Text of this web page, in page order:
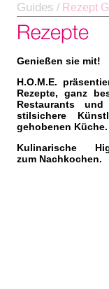
Guides / Rezept
Genießen sie mit!
H.O.M.E.
Rezepte, ganz
Restaurants
stilsichere
gehobenen Küche.
Kulinarische
zum Nachkochen.